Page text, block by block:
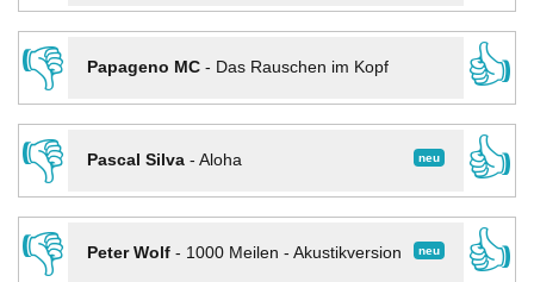
👎
Papageno MC- Das Rauschen im Kopf
👍
👎
neu
Pascal Silva- Aloha
👍
👎
neu
Peter Wolf- 1000 Meilen - Akustikversion
👍